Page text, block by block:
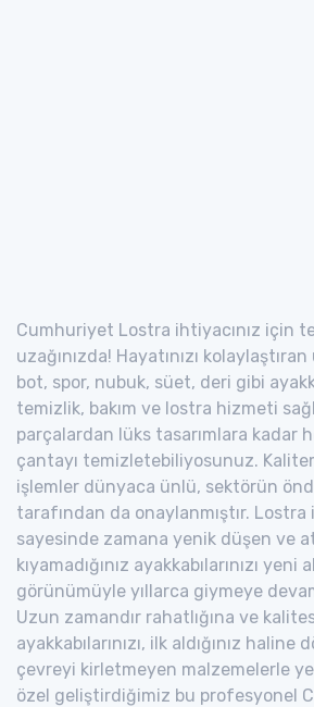
Cumhuriyet Lostra ihtiyacınız için
uzağınızda! Hayatınızı
bot, spor, nubuk, süet, deri gibi
temizlik, bakım ve lostra hizmeti
parçalardan lüks tasarımlara kadar
çantayı temizletebiliyosunuz.
işlemler dünyaca ünlü, sektörün
tarafından da onaylanmıştır. Lostra
sayesinde zamana yenik düşen ve
kıyamadığınız ayakkabılarınızı yeni
görünümüyle yıllarca giymeye
Uzun zamandır rahatlığına ve
ayakkabılarınızı, ilk aldığınız
çevreyi kirletmeyen malzemelerle
özel geliştirdiğimiz bu profesyonel